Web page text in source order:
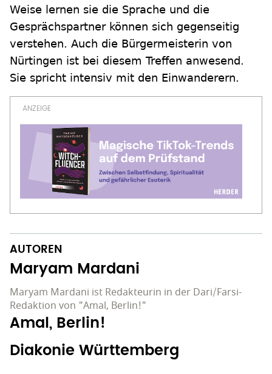
Weise lernen sie die Sprache und die
Gesprächspartner können sich gegenseitig
verstehen. Auch die Bürgermeisterin von
Nürtingen ist bei diesem Treffen anwesend.
Sie spricht intensiv mit den Einwanderern.
AUTOREN
Maryam Mardani
Maryam Mardani ist Redakteurin in der Dari/Farsi-
Redaktion von "Amal, Berlin!"
Amal, Berlin!
Diakonie Württemberg